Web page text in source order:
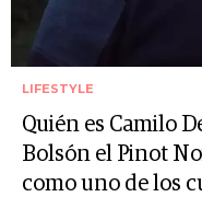
LIFESTYLE
Quién es Camilo
Bolsón el Pinot
como uno de los